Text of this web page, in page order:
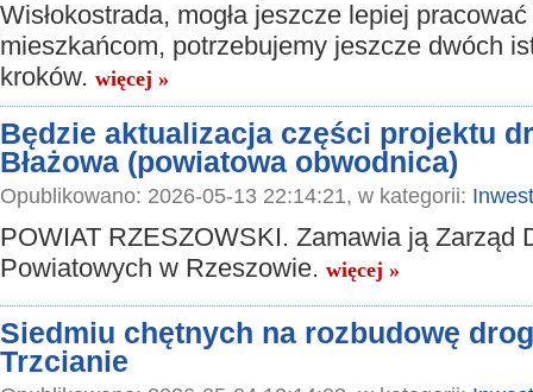
Wisłokostrada, mogła jeszcze lepiej pracować
mieszkańcom, potrzebujemy jeszcze dwóch
kroków. więcej »
Będzie aktualizacja części projektu
Błażowa (powiatowa obwodnica)
Opublikowano: 2026-05-13 22:14:21, w kategorii:
POWIAT RZESZOWSKI. Zamawia ją Zarząd
Powiatowych w Rzeszowie. więcej »
Siedmiu chętnych na rozbudowę
Trzcianie